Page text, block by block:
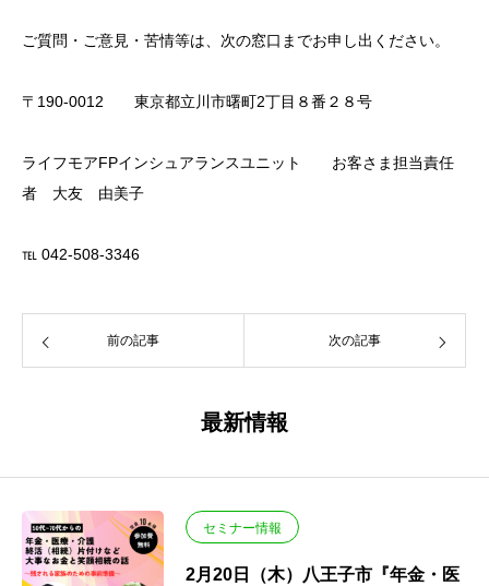
ご質問・ご意見・苦情等は、次の窓口までお申し出ください。
〒190-0012 東京都立川市曙町2丁目８番２８号
ライフモアFPインシュアランスユニット お客さま担当責任
者 大友 由美子
℡ 042-508-3346
前の記事 次の記事
最新情報
セミナー情報
2月20日（木）八王子市『年金・医